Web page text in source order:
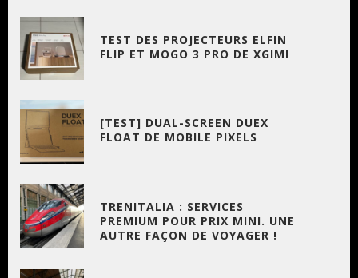
TEST DES PROJECTEURS ELFIN
FLIP ET MOGO 3 PRO DE XGIMI
[TEST] DUAL-SCREEN DUEX
FLOAT DE MOBILE PIXELS
TRENITALIA : SERVICES
PREMIUM POUR PRIX MINI. UNE
AUTRE FAÇON DE VOYAGER !